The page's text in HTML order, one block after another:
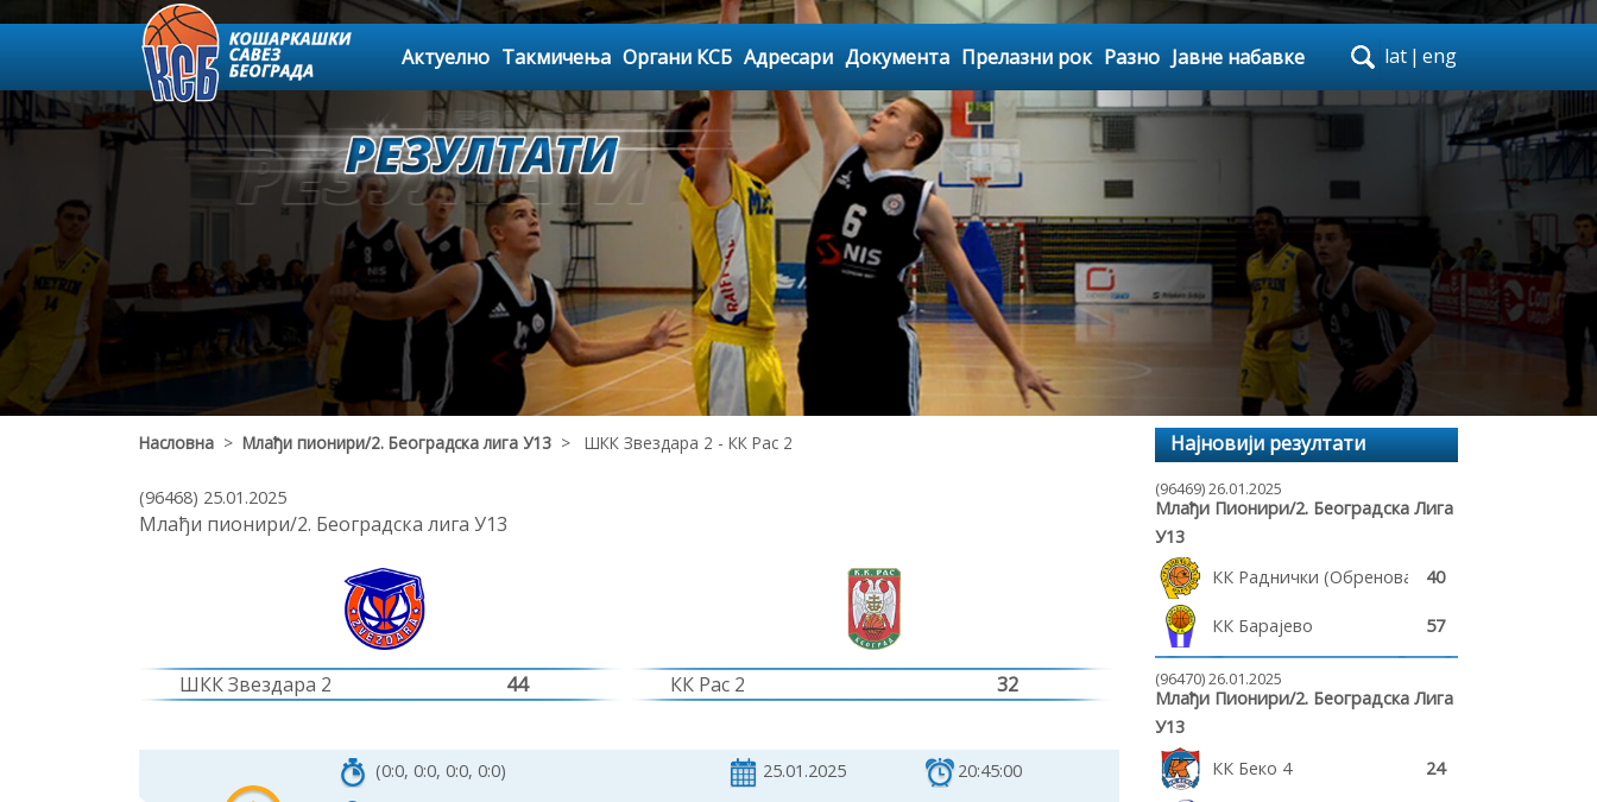
Актуелно Такмичења Органи КСБ Адресари Документа Прелазни рок Разно Јавне набавке lat | eng
Насловна > Млађи пионири/2. Београдска лига У13 > ШКК Звездара 2 - КК Рас 2
(96468) 25.01.2025
Млађи пионири/2. Београдска лига У13
ШКК Звездара 2 44 КК Рас 2 32
(0:0, 0:0, 0:0, 0:0) 25.01.2025
20:45:00
Најновији резултати
(96469) 26.01.2025
Млађи Пионири/2. Београдска Лига
У13
КК Раднички (Обреновац)40
КК Барајево 57
(96470) 26.01.2025
Млађи Пионири/2. Београдска Лига
У13
КК Беко 4
24